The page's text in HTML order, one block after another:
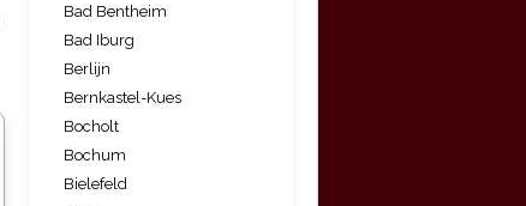
Bad Bentheim
Bad Iburg
Berlijn
Bernkastel-Kues
Bocholt
Bochum
Bielefeld